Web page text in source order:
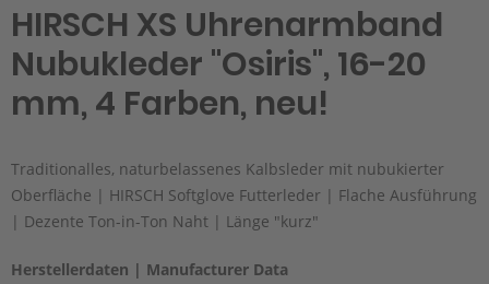
HIRSCH XS Uhrenarmband
Nubukleder "Osiris", 16-20
mm, 4 Farben, neu!
Traditionalles, naturbelassenes Kalbsleder mit nubukierter
Oberfläche | HIRSCH Softglove Futterleder | Flache Ausführung
| Dezente Ton-in-Ton Naht | Länge "kurz"
Herstellerdaten | Manufacturer Data